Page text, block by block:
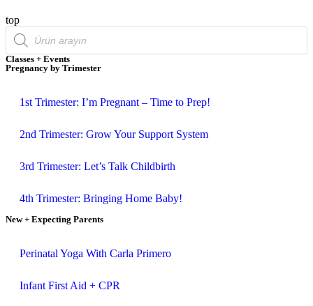
top
Classes + Events
Pregnancy by Trimester
1st Trimester: I’m Pregnant – Time to Prep!
2nd Trimester: Grow Your Support System
3rd Trimester: Let’s Talk Childbirth
4th Trimester: Bringing Home Baby!
New + Expecting Parents
Perinatal Yoga With Carla Primero
Infant First Aid + CPR